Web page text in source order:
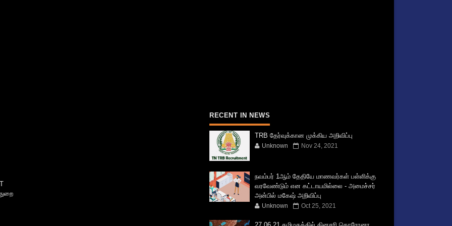
RECENT IN NEWS
TRB தேர்வுக்கான முக்கிய அறிவிப்பு
Unknown Nov 24, 2021
நவம்பர் 1ஆம் தேதியே மாணவர்கள் பள்ளிக்கு
வரவேண்டும் என கட்டாயமில்லை - அமைச்சர்
அன்பில் மகேஷ் அறிவிப்பு
Unknown Oct 25, 2021